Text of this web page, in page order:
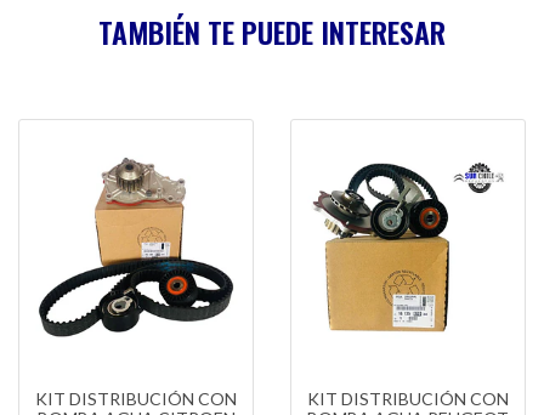
TAMBIÉN TE PUEDE INTERESAR
KIT DISTRIBUCIÓN CON
KIT DISTRIBUCIÓN CON